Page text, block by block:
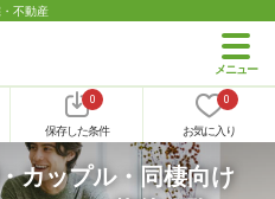
不動産
0
保存した条件
0
お気に入り
カップル・同棲向け